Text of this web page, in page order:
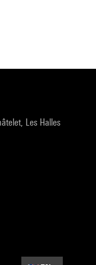
Les Halles